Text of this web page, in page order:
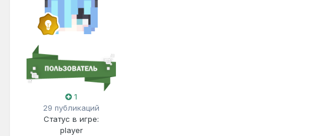
1
29 публикаций
Статус в игре:
player